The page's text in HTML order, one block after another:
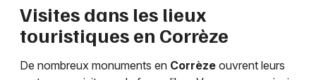
Visites dans les lieux
touristiques en Corrèze
De nombreux monuments en Corrèze ouvrent leurs